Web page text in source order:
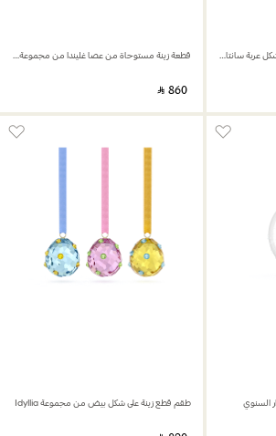
قطعة زينة Holiday Cheers على شكل عربة سانتا كلوز قطعة زينة مستوحاة من عصا غليندا من مجموعة Wicked
‎ ⃁ ⁦860⁩ ‎
طقم قطع زينة على شكل بيض من مجموعة Idyllia